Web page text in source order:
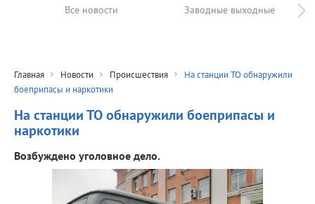
Все новости Заводные выходные
Главная Новости Происшествия
На станции ТО обнаружили
боеприпасы и наркотики
На станции ТО обнаружили боеприпасы и
наркотики
Возбуждено уголовное дело.